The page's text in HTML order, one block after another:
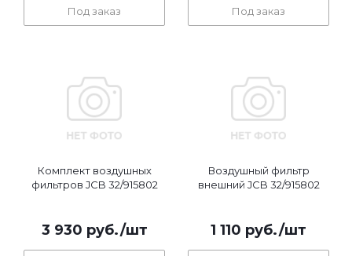
Под заказ Под заказ
Комплект воздушных
фильтров JCB 32/915802
3 930 руб./шт
Воздушный фильтр
внешний JCB 32/915802
1 110 руб./шт